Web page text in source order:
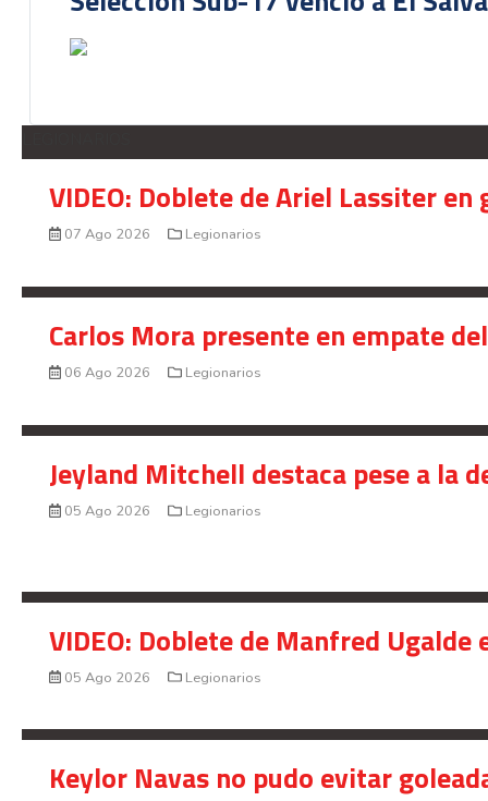
VIDEO: Doblete de Ariel Lassiter
07 Ago 2026 Legionarios
Carlos Mora presente en empate
06 Ago 2026 Legionarios
Jeyland Mitchell destaca pese a la
05 Ago 2026 Legionarios
VIDEO: Doblete de Manfred
05 Ago 2026 Legionarios
Keylor Navas no pudo evitar